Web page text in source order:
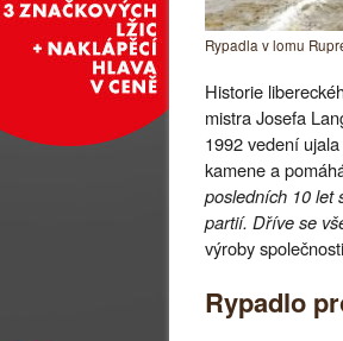
Rypadla v lomu
Historie
mistra Josefa
1992 vedení
kamene a
posledních 10 let
partií. Dříve se
výroby
Rypadlo